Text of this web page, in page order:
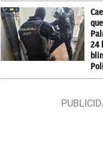
24